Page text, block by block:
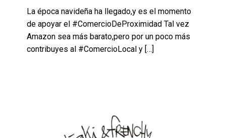
La época navideña ha llegado,y es el momento
de apoyar el #ComercioDeProximidad Tal vez
Amazon sea más barato,pero por un poco más
contribuyes al #ComercioLocal y […]